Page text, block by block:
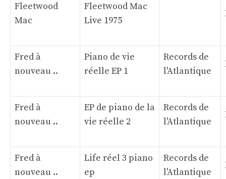
Fleetwood
Mac
Fleetwood Mac
Live 1975
Fred à
nouveau ..
Piano de vie
réelle EP 1
Records de
l'Atlantique
Fred à
nouveau ..
EP de piano de la
vie réelle 2
Records de
l'Atlantique
Fred à
nouveau ..
Life réel 3 piano
ep
Records de
l'Atlantique